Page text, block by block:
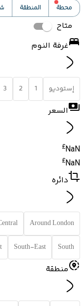
محطة
المنطقة
متاح
غرفة النوم
إستوديو 1
2
3
السعر
NaN
£
NaN
£
دائره
Around London
South
South-East
منطقة